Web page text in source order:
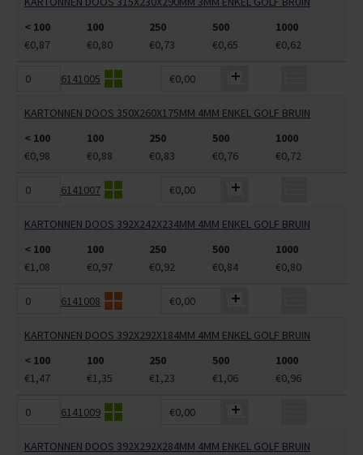
< 100
100 250 500
1000
€0,87
€0,80 €0,73 €0,65 €0,62
6141005 €0,00
KARTONNEN DOOS 350X260X175MM 4MM ENKEL GOLF BRUIN
< 100
100 250 500
1000
€0,98
€0,88 €0,83 €0,76 €0,72
6141007 €0,00
KARTONNEN DOOS 392X242X234MM 4MM ENKEL GOLF BRUIN
< 100
100 250 500
1000
€1,08
€0,97 €0,92 €0,84 €0,80
6141008 €0,00
KARTONNEN DOOS 392X292X184MM 4MM ENKEL GOLF BRUIN
< 100
100 250 500
1000
€1,47
€1,35 €1,23 €1,06 €0,96
6141009 €0,00
KARTONNEN DOOS 392X292X284MM 4MM ENKEL GOLF BRUIN